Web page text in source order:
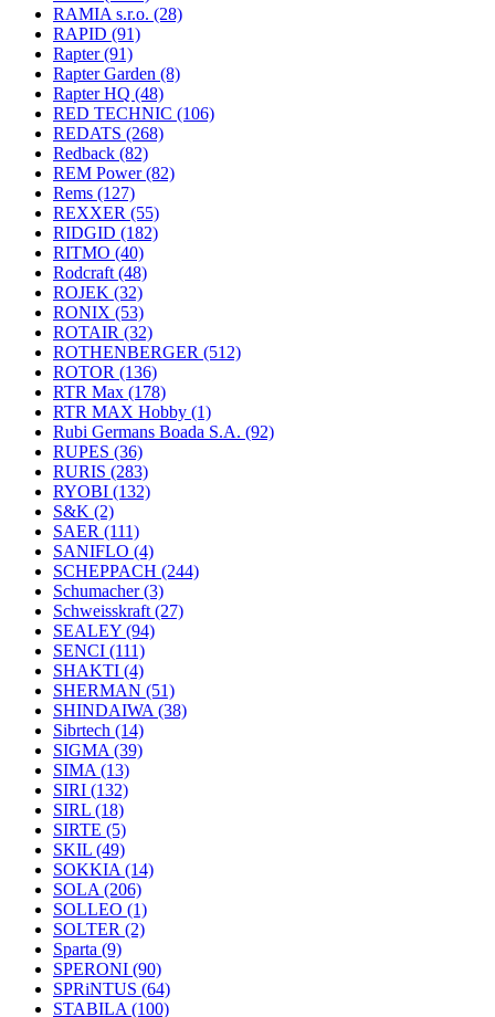
RAMIA s.r.o. (28)
RAPID (91)
Rapter(91)
Rapter Garden (8)
Rapter HQ (48)
RED TECHNIC (106)
REDATS (268)
Redback (82)
REM Power(82)
Rems (127)
REXXER (55)
RIDGID (182)
RITMO (40)
Rodcraft (48)
ROJEK (32)
RONIX (53)
ROTAIR (32)
ROTHENBERGER (512)
ROTOR (136)
RTR Max (178)
RTR MAX Hobby (1)
Rubi Germans Boada S.A. (92)
RUPES (36)
RURIS (283)
RYOBI (132)
S&K (2)
SAER (111)
SANIFLO (4)
SCHEPPACH (244)
Schumacher(3)
Schweisskraft (27)
SEALEY (94)
SENCI (111)
SHAKTI (4)
SHERMAN (51)
SHINDAIWA (38)
Sibrtech (14)
SIGMA (39)
SIMA (13)
SIRI (132)
SIRL (18)
SIRTE (5)
SKIL (49)
SOKKIA (14)
SOLA (206)
SOLLEO (1)
SOLTER (2)
Sparta (9)
SPERONI (90)
SPRiNTUS (64)
STABILA (100)